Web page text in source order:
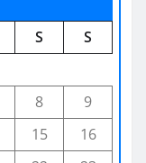
S
S
8
9
15
16